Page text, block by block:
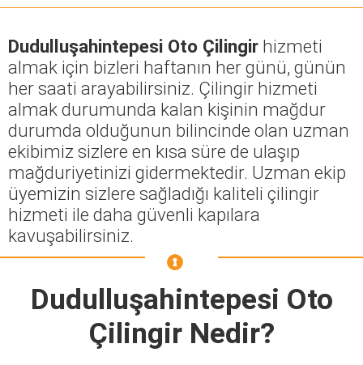
Dudulluşahintepesi Oto Çilingir hizmeti
almak için bizleri haftanın her günü, günün
her saati arayabilirsiniz. Çilingir hizmeti
almak durumunda kalan kişinin mağdur
durumda olduğunun bilincinde olan uzman
ekibimiz sizlere en kısa süre de ulaşıp
mağduriyetinizi gidermektedir. Uzman ekip
üyemizin sizlere sağladığı kaliteli çilingir
hizmeti ile daha güvenli kapılara
kavuşabilirsiniz.
Dudulluşahintepesi Oto
ÇilingirNedir?